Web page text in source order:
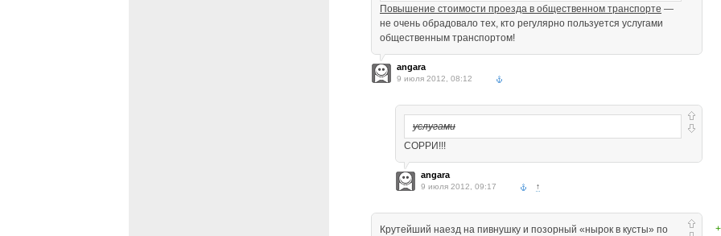
Повышение стоимости проезда в общественном транспорте —
не очень обрадовало тех, кто регулярно пользуется услугами
общественным транспортом!
angara
9 июля 2012, 08:12
услугами
СОРРИ!!!
angara
9 июля 2012, 09:17 ↑
Крутейший наезд на пивнушку и позорный «нырок в кусты» по